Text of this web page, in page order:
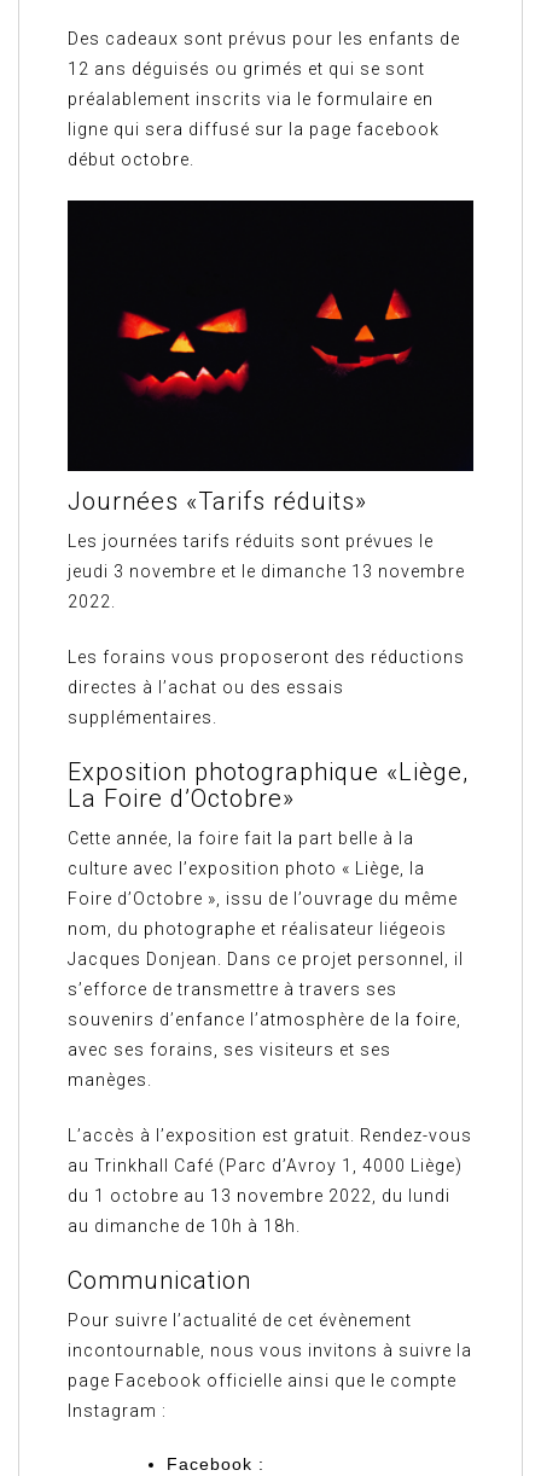
Des cadeaux sont prévus pour les enfants de
12 ans déguisés ou grimés et qui se sont
préalablement inscrits via le formulaire en
ligne qui sera diffusé sur la page facebook
début octobre.
Journées «Tarifs réduits»
Les journées tarifs réduits sont prévues le
jeudi 3 novembre et le dimanche 13 novembre
2022.
Les forains vous proposeront des réductions
directes à l’achat ou des essais
supplémentaires.
Exposition photographique «Liège,
La Foire d’Octobre»
Cette année, la foire fait la part belle à la
culture avec l’exposition photo « Liège, la
Foire d’Octobre », issu de l’ouvrage du même
nom, du photographe et réalisateur liégeois
Jacques Donjean. Dans ce projet personnel, il
s’efforce de transmettre à travers ses
souvenirs d’enfance l’atmosphère de la foire,
avec ses forains, ses visiteurs et ses
manèges.
L’accès à l’exposition est gratuit. Rendez-vous
au Trinkhall Café (Parc d’Avroy 1, 4000 Liège)
du 1 octobre au 13 novembre 2022, du lundi
au dimanche de 10h à 18h.
Communication
Pour suivre l’actualité de cet évènement
incontournable, nous vous invitons à suivre la
page Facebook officielle ainsi que le compte
Instagram :
Facebook :